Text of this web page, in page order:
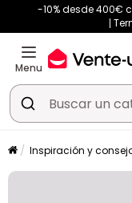
-10% desde 400€
Menu
Inspiración y